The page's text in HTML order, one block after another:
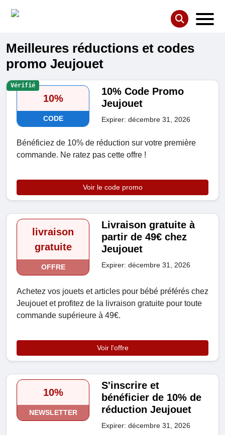
Meilleures réductions et codes
promo Jeujouet
10%
CODE
10% Code Promo
Jeujouet
Expirer: décembre 31, 2026
Bénéficiez de 10% de réduction sur votre première
commande. Ne ratez pas cette offre !
Voir le code promo
Vérifié
livraison
gratuite
OFFRE
Livraison gratuite à
partir de 49€ chez
Jeujouet
Expirer: décembre 31, 2026
Achetez vos jouets et articles pour bébé préférés chez
Jeujouet et profitez de la livraison gratuite pour toute
commande supérieure à 49€.
Voir l'offre
10%
NEWSLETTER
S'inscrire et
bénéficier de 10% de
réduction Jeujouet
Expirer: décembre 31, 2026